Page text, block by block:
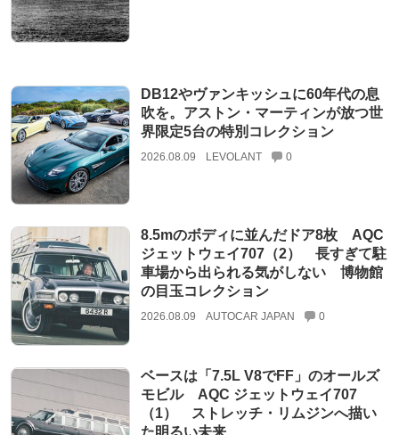
DB12やヴァンキッシュに60年代の息
吹を。アストン・マーティンが放つ世
界限定5台の特別コレクション
2026.08.09 LEVOLANT 0
8.5mのボディに並んだドア8枚 AQC
ジェットウェイ707（2） 長すぎて駐
車場から出られる気がしない 博物館
の目玉コレクション
2026.08.09 AUTOCAR JAPAN 0
ベースは「7.5L V8でFF」のオールズ
モビル AQC ジェットウェイ707
（1） ストレッチ・リムジンへ描い